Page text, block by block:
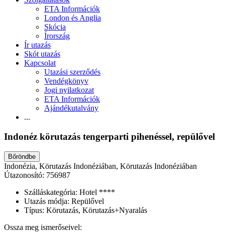
ETA Információk
London és Anglia
Skócia
Írország
Ír utazás
Skót utazás
Kapcsolat
Utazási szerződés
Vendégkönyv
Jogi nyilatkozat
ETA Információk
Ajándékutalvány
...
Indonéz körutazás tengerparti pihenéssel, repülővel
Bőröndbe
Indonézia, Körutazás Indonéziában, Körutazás Indonéziában
Útazonosító: 756987
Szálláskategória: Hotel ****
Utazás módja: Repülővel
Típus: Körutazás, Körutazás+Nyaralás
Ossza meg ismerőseivel: